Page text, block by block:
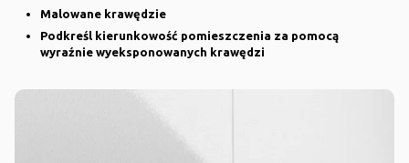
Malowane krawędzie
Podkreśl kierunkowość pomieszczenia za pomocą
wyraźnie wyeksponowanych krawędzi